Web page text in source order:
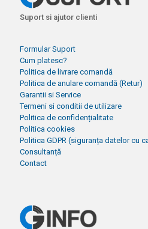
Suport si ajutor clienti
Formular Suport
Cum platesc?
Politica de livrare comandă
Politica de anulare comandă (Retur)
Garantii si Service
Termeni si conditii de utilizare
Politica de confidențialitate
Politica cookies
Politica GDPR (siguranța datelor cu
Consultanță
Contact